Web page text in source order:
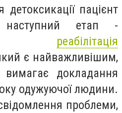
пацієнт
наступний етап -
реабілітація
є найважливішим,
вимагає докладання
одужуючої людини.
проблеми,